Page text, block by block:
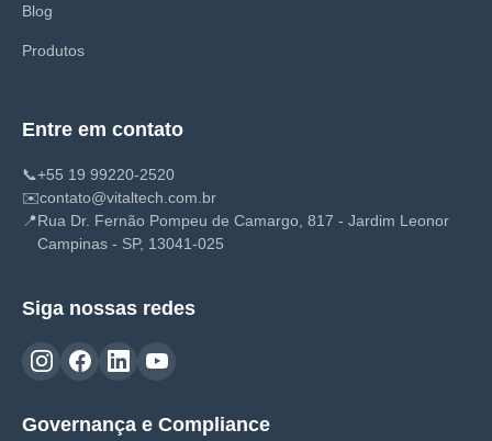
Blog
Produtos
Entre em contato
📞+55 19 99220-2520
✉️contato@vitaltech.com.br
📍Rua Dr. Fernão Pompeu de Camargo, 817 - Jardim Leonor
Campinas - SP, 13041-025
Siga nossas redes
Governança e Compliance